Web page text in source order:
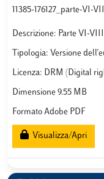
11385-176127_parte-VI-
Descrizione: Parte VI-
Tipologia: Versione
Licenza: DRM (Digital
Dimensione 9.55 MB
Formato Adobe PDF
Visualizza/Apri